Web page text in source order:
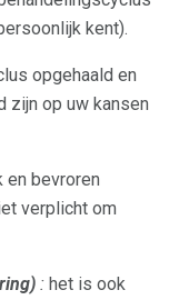
kent).
opgehaald en
zijn op uw kansen
en bevroren
verplicht om
: het is ook